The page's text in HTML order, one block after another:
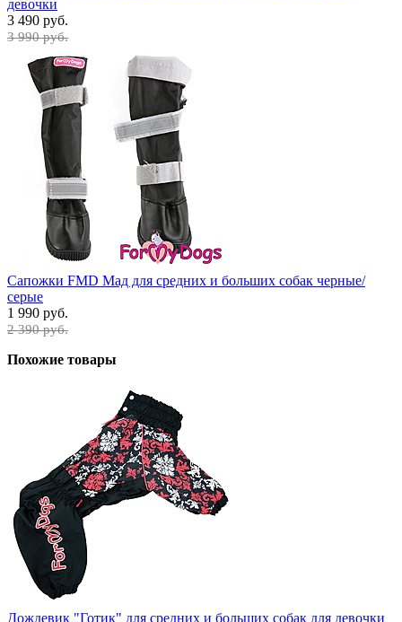
девочки
3 490 руб.
3 990 руб.
Сапожки FMD Мад для средних и больших собак черные/
серые
1 990 руб.
2 390 руб.
Похожие товары
Дождевик "Готик" для средних и больших собак для девочки